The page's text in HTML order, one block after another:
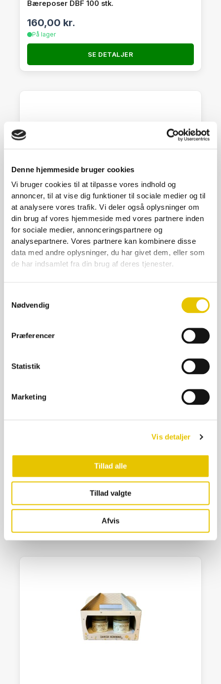
Denne hjemmeside bruger cookies
Vi bruger cookies til at tilpasse vores indhold og
annoncer, til at vise dig funktioner til sociale medier og til
at analysere vores trafik. Vi deler også oplysninger om
din brug af vores hjemmeside med vores partnere inden
for sociale medier, annonceringspartnere og
analysepartnere. Vores partnere kan kombinere disse
data med andre oplysninger, du har givet dem, eller som
de har indsamlet fra din brug af deres tjenester.
Nødvendig
Præferencer
Statistik
Marketing
Vis detaljer
Tillad alle
Tillad valgte
Afvis
Bæreposer DBF 100 stk.
160,00 kr.
På lager
SE DETALJER
Reklameskilt 35*25 nyslynget
55,00kr.
På lager
Reklameskilt minni. 20*15 cm nyslynget
SE DETALJER